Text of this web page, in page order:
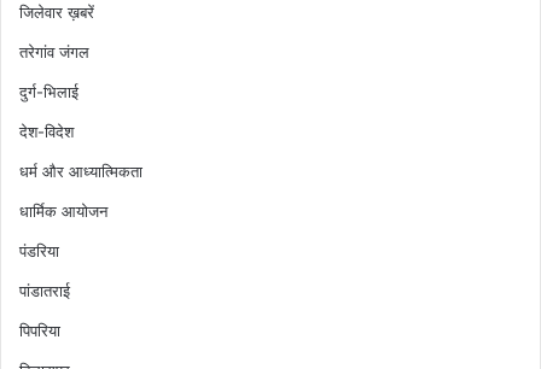
जिलेवार ख़बरें
तरेगांव जंगल
दुर्ग-भिलाई
देश-विदेश
धर्म और आध्यात्मिकता
धार्मिक आयोजन
पंडरिया
पांडातराई
पिपरिया